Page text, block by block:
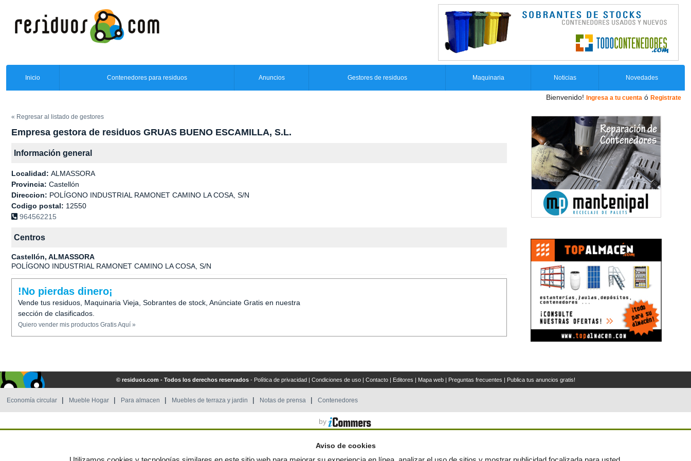
Inicio Contenedores para residuos Anuncios Gestores de residuos Maquinaria Noticias Novedades
Bienvenido! Ingresa a tu cuenta ó Registrate
« Regresar al listado de gestores
Empresa gestora de residuos GRUAS BUENO ESCAMILLA, S.L.
Información general
Localidad: ALMASSORA
Provincia: Castellón
Direccion: POLÍGONO INDUSTRIAL RAMONET CAMINO LA COSA, S/N
Codigo postal: 12550
964562215
Centros
Castellón, ALMASSORA
POLÍGONO INDUSTRIAL RAMONET CAMINO LA COSA, S/N
!No pierdas dinero¡
Vende tus residuos, Maquinaria Vieja, Sobrantes de stock, Anúnciate Gratis en nuestra
sección de clasificados.
Quiero vender mis productos Gratis Aquí »
© residuos.com - Todos los derechos reservados- Política de privacidad| Condiciones de uso| Contacto| Editores | Mapa web| Preguntas frecuentes | Publica tus anuncios gratis!
Economía circular Mueble Hogar Para almacen Muebles de terraza y jardin Notas de prensa Contenedores
by
Aviso de cookies